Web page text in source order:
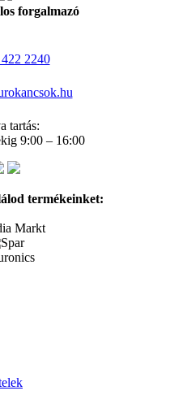
forgalmazó
2240
tartás:
9:00 – 16:00
termékeinket: